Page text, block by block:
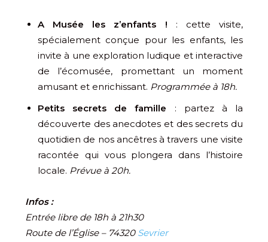
A Musée les z’enfants ! : cette visite,
spécialement conçue pour les enfants, les
invite à une exploration ludique et interactive
de l’écomusée, promettant un moment
amusant et enrichissant. Programmée à 18h.
Petits secrets de famille : partez à la
découverte des anecdotes et des secrets du
quotidien de nos ancêtres à travers une visite
racontée qui vous plongera dans l’histoire
locale. Prévue à 20h.
Infos :
Entrée libre de 18h à 21h30
Route de l’Église – 74320 Sevrier